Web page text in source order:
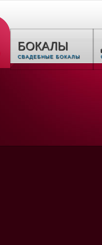
БОКАЛЫ
СВАДЕБНЫЕ БОКАЛЫ